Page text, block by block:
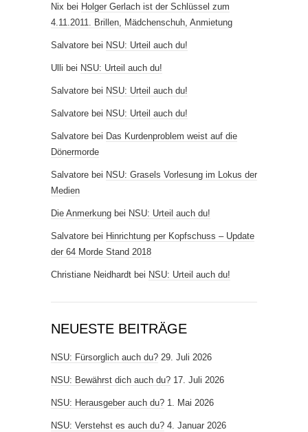
Nix bei Holger Gerlach ist der Schlüssel zum
4.11.2011. Brillen, Mädchenschuh, Anmietung
Salvatore bei NSU: Urteil auch du!
Ulli bei NSU: Urteil auch du!
Salvatore bei NSU: Urteil auch du!
Salvatore bei NSU: Urteil auch du!
Salvatore bei Das Kurdenproblem weist auf die
Dönermorde
Salvatore bei NSU: Grasels Vorlesung im Lokus der
Medien
Die Anmerkung bei NSU: Urteil auch du!
Salvatore bei Hinrichtung per Kopfschuss – Update
der 64 Morde Stand 2018
Christiane Neidhardt bei NSU: Urteil auch du!
NEUESTE BEITRÄGE
NSU: Fürsorglich auch du? 29. Juli 2026
NSU: Bewährst dich auch du? 17. Juli 2026
NSU: Herausgeber auch du? 1. Mai 2026
NSU: Verstehst es auch du? 4. Januar 2026